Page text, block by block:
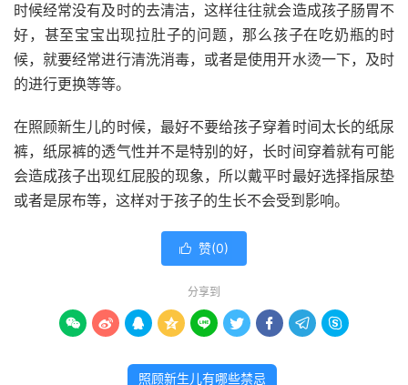
时候经常没有及时的去清洁，这样往往就会造成孩子肠胃不
好，甚至宝宝出现拉肚子的问题，那么孩子在吃奶瓶的时
候，就要经常进行清洗消毒，或者是使用开水烫一下，及时
的进行更换等等。
在照顾新生儿的时候，最好不要给孩子穿着时间太长的纸尿
裤，纸尿裤的透气性并不是特别的好，长时间穿着就有可能
会造成孩子出现红屁股的现象，所以戴平时最好选择指尿垫
或者是尿布等，这样对于孩子的生长不会受到影响。
 赞(0)
分享到
        
照顾新生儿有哪些禁忌